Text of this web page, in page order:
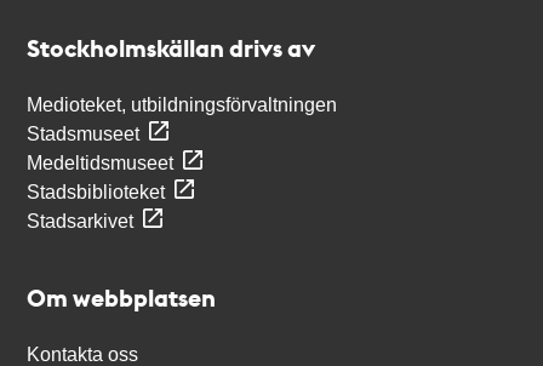
Stockholmskällan drivs av
Medioteket, utbildningsförvaltningen
Stadsmuseet
Medeltidsmuseet
Stadsbiblioteket
Stadsarkivet
Om webbplatsen
Kontakta oss